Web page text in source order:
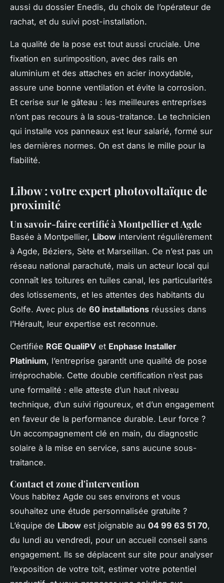
aussi du dossier Enedis, du choix de l’opérateur de
rachat, et du suivi post-installation.
La qualité de la pose est tout aussi cruciale. Une
fixation en surimposition, avec des rails en
aluminium et des attaches en acier inoxydable,
assure une bonne ventilation et évite la corrosion.
Et cerise sur le gâteau : les meilleures entreprises
n’ont pas recours à la sous-traitance. Le technicien
qui installe vos panneaux est leur salarié, formé sur
les dernières normes. On est dans le mille pour la
fiabilité.
Libow : votre expert photovoltaïque de
proximité
Un savoir-faire certifié à Montpellier et Agde
Basée à Montpellier, Libow intervient régulièrement
à Agde, Béziers, Sète et Marseillan. Ce n’est pas un
réseau national parachuté, mais un acteur local qui
connaît les toitures en tuiles canal, les particularités
des lotissements, et les attentes des habitants du
Golfe. Avec plus de 60 installations réussies dans
l’Hérault, leur expertise est reconnue.
Certifiée RGE QualiPV et Enphase Installer
Platinium, l’entreprise garantit une qualité de pose
irréprochable. Cette double certification n’est pas
une formalité : elle atteste d’un haut niveau
technique, d’un suivi rigoureux, et d’un engagement
en faveur de la performance durable. Leur force ?
Un accompagnement clé en main, du diagnostic
solaire à la mise en service, sans aucune sous-
traitance.
Contact et zone d'intervention
Vous habitez Agde ou ses environs et vous
souhaitez une étude personnalisée gratuite ?
L’équipe de Libow est joignable au 04 99 63 51 70,
du lundi au vendredi, pour un accueil conseil sans
engagement. Ils se déplacent sur site pour analyser
l’exposition de votre toit, estimer votre potentiel